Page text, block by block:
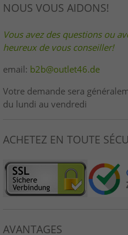
NOUS VOUS AIDONS!
Vous avez des questions ou
heureux de vous conseiller!
email: b2b@outlet46.de
Votre demande sera
du lundi au vendredi
ACHETEZ EN TOUTE
AVANTAGES